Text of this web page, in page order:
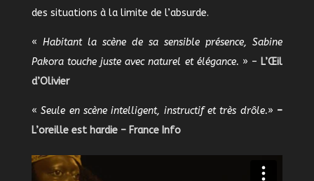
des situations à la limite de l’absurde.
« Habitant la scène de sa sensible présence, Sabine
Pakora touche juste avec naturel et élégance. » – L’Œil
d’Olivier
«Seule en scène intelligent, instructif et très drôle.» –
L’oreille est hardie – France Info